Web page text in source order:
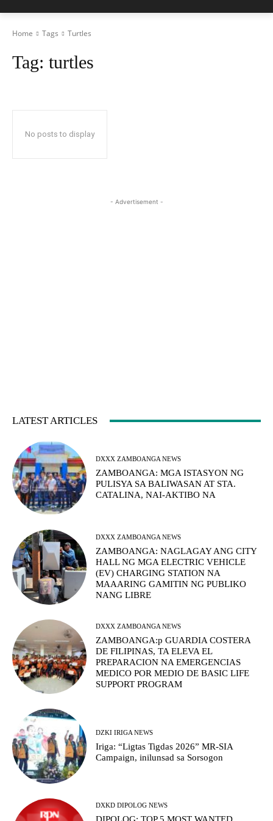
Home Tags Turtles
Tag: turtles
No posts to display
- Advertisement -
LATEST ARTICLES
DXXX ZAMBOANGA NEWS
ZAMBOANGA: MGA ISTASYON NG
PULISYA SA BALIWASAN AT STA.
CATALINA, NAI-AKTIBO NA
DXXX ZAMBOANGA NEWS
ZAMBOANGA: NAGLAGAY ANG CITY
HALL NG MGA ELECTRIC VEHICLE
(EV) CHARGING STATION NA
MAAARING GAMITIN NG PUBLIKO
NANG LIBRE
DXXX ZAMBOANGA NEWS
ZAMBOANGA:p GUARDIA COSTERA
DE FILIPINAS, TA ELEVA EL
PREPARACION NA EMERGENCIAS
MEDICO POR MEDIO DE BASIC LIFE
SUPPORT PROGRAM
DZKI IRIGA NEWS
Iriga: “Ligtas Tigdas 2026” MR-SIA
Campaign, inilunsad sa Sorsogon
DXKD DIPOLOG NEWS